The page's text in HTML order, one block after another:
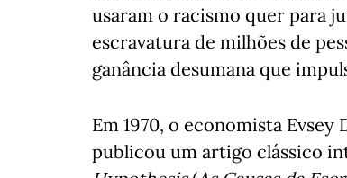
usaram o racismo quer para
escravatura de milhões de
ganância desumana que
Em 1970, o economista
publicou um artigo clássico